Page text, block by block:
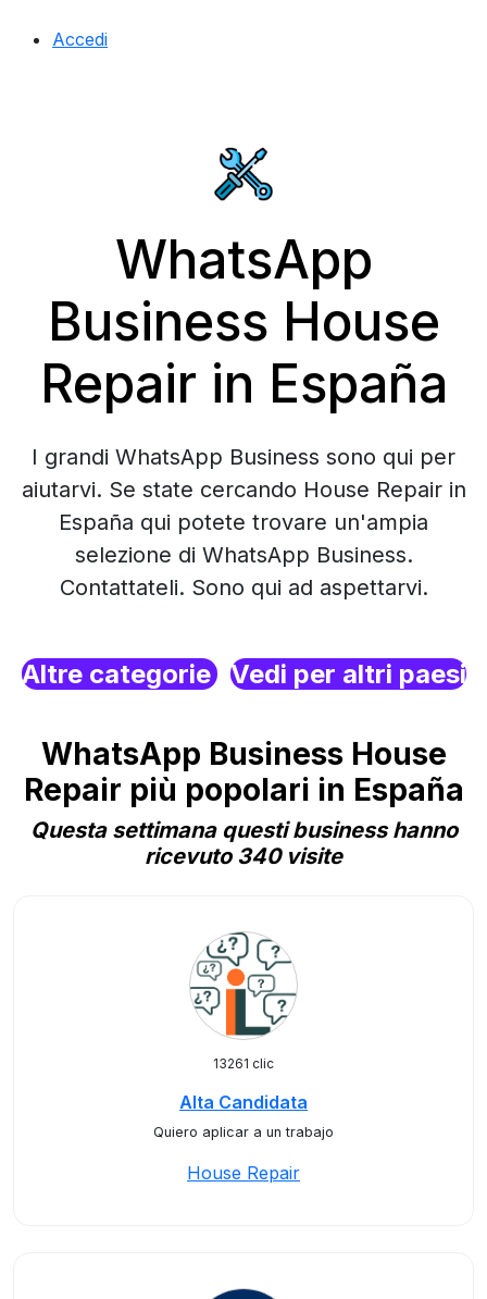
Accedi
WhatsApp
Business House
Repair in España
I grandi WhatsApp Business sono qui per
aiutarvi. Se state cercando House Repair in
España qui potete trovare un'ampia
selezione di WhatsApp Business.
Contattateli. Sono qui ad aspettarvi.
Altre categorie Vedi per altri paesi
WhatsApp Business House
Repair più popolari in España
Questa settimana questi business hanno
ricevuto 340 visite
13261 clic
Alta Candidata
Quiero aplicar a un trabajo
House Repair